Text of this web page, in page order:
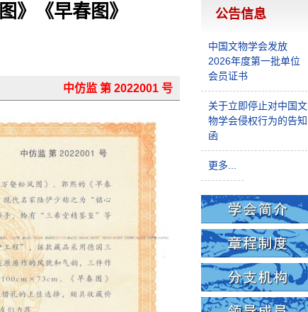
》《早春图》
中仿监 第 2022001 号
公告信息
中国文物学会发放
2026年度第一批单位
会员证书
关于立即停止对中国文
物学会侵权行为的告知
函
更多...